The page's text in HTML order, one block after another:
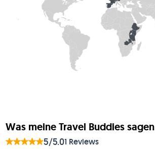
Was meine Travel Buddies sagen
5/5.01 Reviews